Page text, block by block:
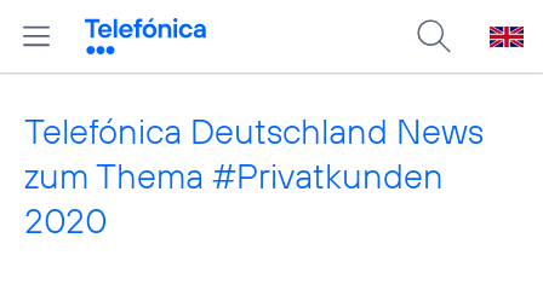
Telefónica Deutschland News
zum Thema #Privatkunden
2020